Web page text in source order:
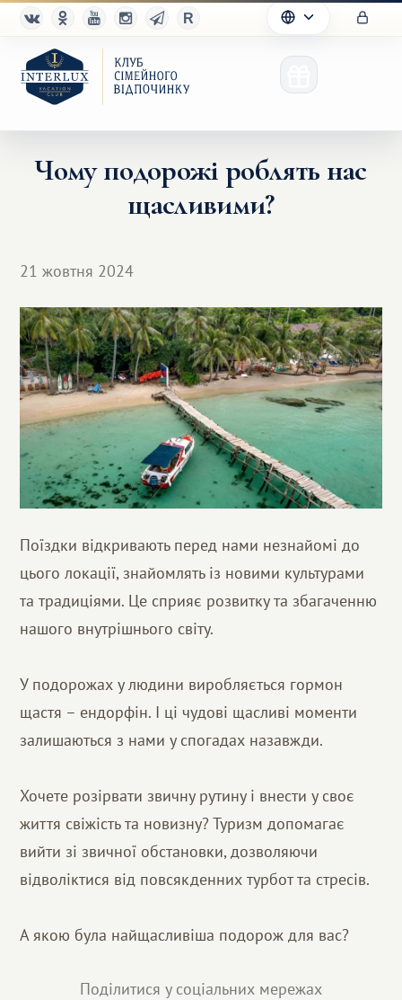
Благотворительность
Чому подорожі роблять нас
щасливими?
21 жовтня 2024
Поїздки відкривають перед нами незнайомі до
цього локації, знайомлять із новими культурами
та традиціями. Це сприяє розвитку та збагаченню
нашого внутрішнього світу.
У подорожах у людини виробляється гормон
щастя – ендорфін. І ці чудові щасливі моменти
залишаються з нами у спогадах назавжди.
Хочете розірвати звичну рутину і внести у своє
життя свіжість та новизну? Туризм допомагає
вийти зі звичної обстановки, дозволяючи
відволіктися від повсякденних турбот та стресів.
А якою була найщасливіша подорож для вас?
Поділитися у соціальних мережах